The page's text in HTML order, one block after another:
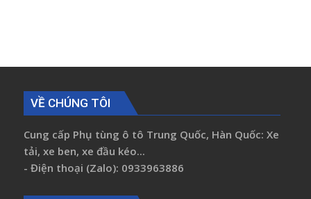
VỀ CHÚNG TÔI
Cung cấp Phụ tùng ô tô Trung Quốc, Hàn Quốc: Xe
tải, xe ben, xe đầu kéo...
- Điện thoại (Zalo): 0933963886